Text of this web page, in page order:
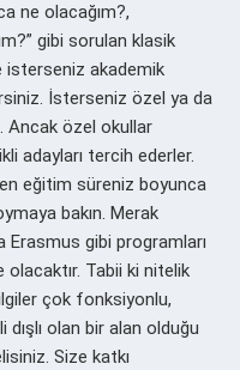
ne olacağım?,
gibi sorulan klasik
isterseniz akademik
İsterseniz özel ya da
Ancak özel okullar
adayları tercih ederler.
eğitim süreniz boyunca
bakın. Merak
gibi programları
Tabii ki nitelik
çok fonksiyonlu,
olan bir alan olduğu
Size katkı